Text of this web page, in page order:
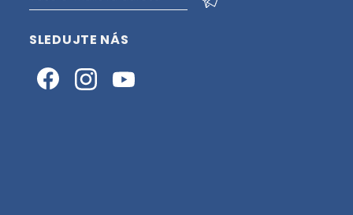
SLEDUJTE NÁS